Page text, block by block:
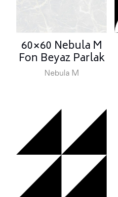
60×60 Nebula M
Fon Beyaz Parlak
Nebula M